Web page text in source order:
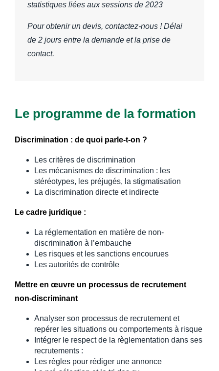
statistiques liées aux sessions de 2023
Pour obtenir un devis, contactez-nous ! Délai
de 2 jours entre la demande et la prise de
contact.
Le programme de la formation
Discrimination : de quoi parle-t-on ?
Les critères de discrimination
Les mécanismes de discrimination : les
stéréotypes, les préjugés, la stigmatisation
La discrimination directe et indirecte
Le cadre juridique :
La réglementation en matière de non-
discrimination à l’embauche
Les risques et les sanctions encourues
Les autorités de contrôle
Mettre en œuvre un processus de recrutement
non-discriminant
Analyser son processus de recrutement et
repérer les situations ou comportements à risque
Intégrer le respect de la règlementation dans ses
recrutements :
Les règles pour rédiger une annonce